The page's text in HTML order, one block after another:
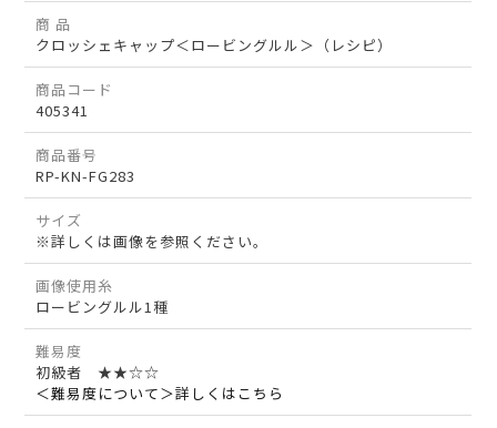
商 品
クロッシェキャップ＜ロービングルル＞（レシピ）
商品コード
405341
商品番号
RP-KN-FG283
サイズ
※詳しくは画像を参照ください。
画像使用糸
ロービングルル1種
難易度
初級者 ★★☆☆
＜難易度について＞詳しくはこちら